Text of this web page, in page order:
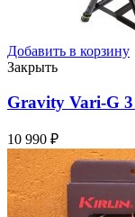
Добавить в корзину
Закрыть
Gravity Vari-G
10 990 ₽